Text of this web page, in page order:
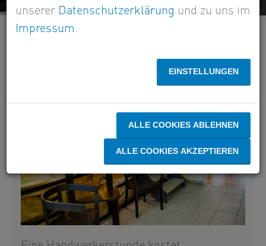
unserer Datenschutzerklärung und zu uns im
Impressum .
EINSTELLUNGEN
ALLE COOKIES ABLEHNEN
ALLE COOKIES AKZEPTIEREN